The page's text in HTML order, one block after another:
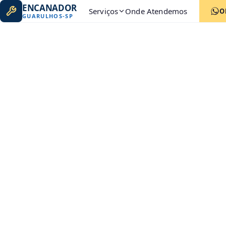
ENCANADOR
GUARULHOS-SP Serviços Onde Atendemos